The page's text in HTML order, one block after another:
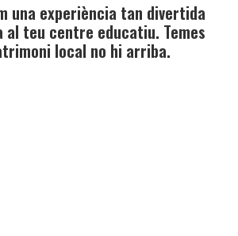
una experiència tan divertida
al teu centre educatiu. Temes
local no hi arriba.